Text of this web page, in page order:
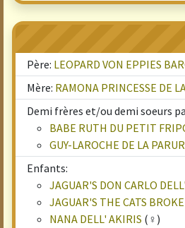
Père: LEOPARD VON EPPIES
Mère: RAMONA PRINCESSE DE
Demi frères et/ou demi soeurs
BABE RUTH DU PETIT
GUY-LAROCHE DE LA
Enfants:
JAGUAR'S DON CARLO
JAGUAR'S THE CATS
NANA DELL' AKIRIS (♀)